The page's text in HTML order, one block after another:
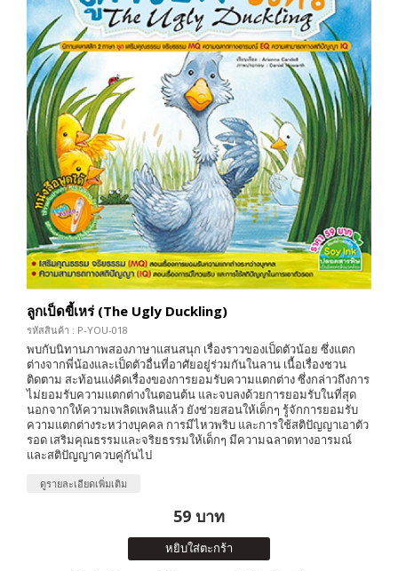
ลูกเป็ดขี้เหร่ (The Ugly Duckling)
รหัสสินค้า : P-YOU-018
พบกับนิทานภาพสองภาษาแสนสนุก เรื่องราวของเป็ดตัวน้อย ซึ่งแตก
ต่างจากพี่น้องและเป็ดตัวอื่นที่อาศัยอยู่ร่วมกันในลาน เนื้อเรื่องชวน
ติดตาม สะท้อนแง่คิดเรื่องของการยอมรับความแตกต่าง ซึ่งกล่าวถึงการ
ไม่ยอมรับความแตกต่างในตอนต้น และจบลงด้วยการยอมรับในที่สุด
นอกจากให้ความเพลิดเพลินแล้ว ยังช่วยสอนให้เด็กๆ รู้จักการยอมรับ
ความแตกต่างระหว่างบุคคล การมีไหวพริบ และการใช้สติปัญญาเอาตัว
รอด เสริมคุณธรรมและจริยธรรมให้เด็กๆ มีความฉลาดทางอารมณ์
และสติปัญญาควบคู่กันไป
ดูรายละเอียดเพิ่มเติม
59 บาท
หยิบใส่ตะกร้า